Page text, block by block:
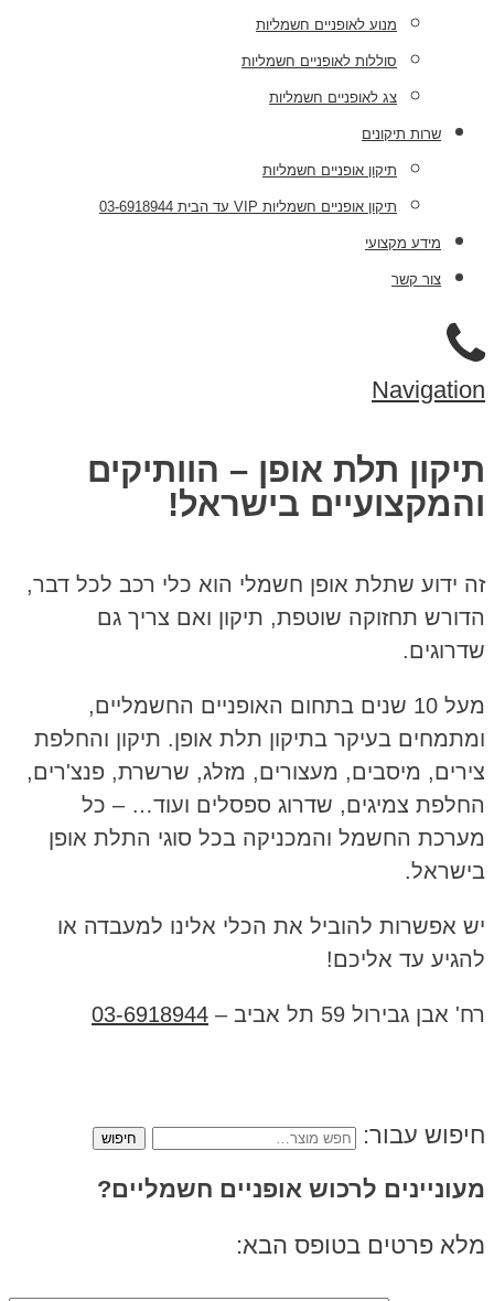
מנוע לאופניים חשמליות
סוללות לאופניים חשמליות
צג לאופניים חשמליות
שרות תיקונים
תיקון אופניים חשמליות
תיקון אופניים חשמליות VIP עד הבית 03-6918944
מידע מקצועי
צור קשר
Navigation
תיקון תלת אופן – הוותיקים
והמקצועיים בישראל!
זה ידוע שתלת אופן חשמלי הוא כלי רכב לכל דבר,
הדורש תחזוקה שוטפת, תיקון ואם צריך גם
שדרוגים.
מעל 10 שנים בתחום האופניים החשמליים,
ומתמחים בעיקר בתיקון תלת אופן. תיקון והחלפת
צירים, מיסבים, מעצורים, מזלג, שרשרת, פנצ'רים,
החלפת צמיגים, שדרוג ספסלים ועוד… – כל
מערכת החשמל והמכניקה בכל סוגי התלת אופן
בישראל.
יש אפשרות להוביל את הכלי אלינו למעבדה או
להגיע עד אליכם!
רח' אבן גבירול 59 תל אביב – 03-6918944
חיפוש עבור:
מעוניינים לרכוש אופניים חשמליים?
מלא פרטים בטופס הבא: